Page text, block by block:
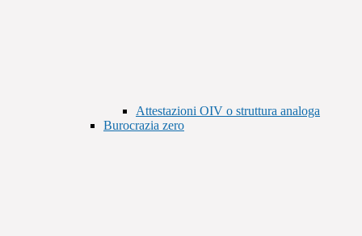
Attestazioni OIV o struttura analoga
Burocrazia zero